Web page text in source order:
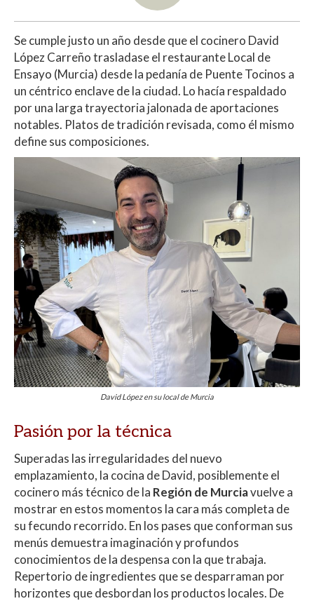
Se cumple justo un año desde que el cocinero David
López Carreño trasladase el restaurante Local de
Ensayo (Murcia) desde la pedanía de Puente Tocinos a
un céntrico enclave de la ciudad. Lo hacía respaldado
por una larga trayectoria jalonada de aportaciones
notables. Platos de tradición revisada, como él mismo
define sus composiciones.
David López en su local de Murcia
Pasión por la técnica
Superadas las irregularidades del nuevo
emplazamiento, la cocina de David, posiblemente el
cocinero más técnico de la Región de Murciavuelve a
mostrar en estos momentos la cara más completa de
su fecundo recorrido. En los pases que conforman sus
menús demuestra imaginación y profundos
conocimientos de la despensa con la que trabaja.
Repertorio de ingredientes que se desparraman por
horizontes que desbordan los productos locales. De